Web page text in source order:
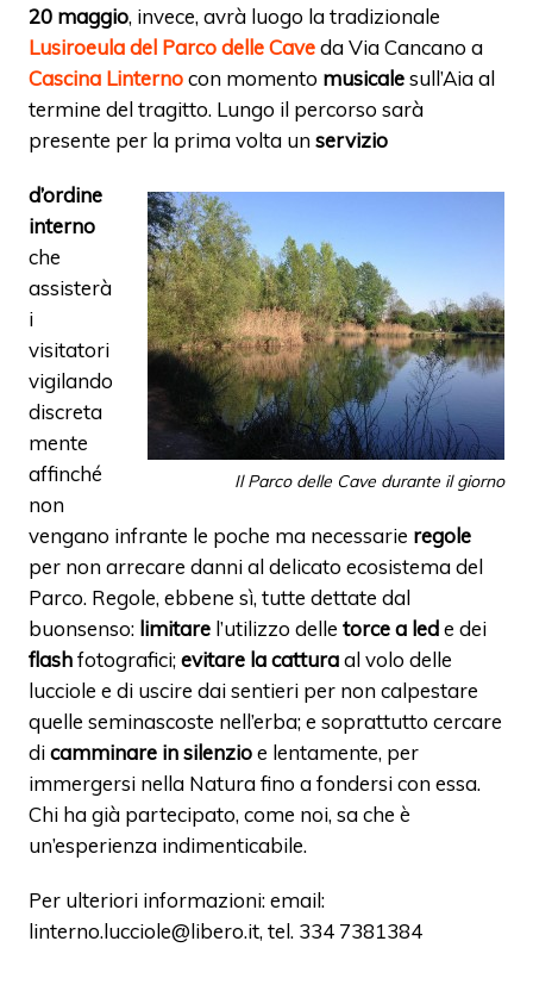
20 maggio, invece, avrà luogo la tradizionale
Lusiroeula del Parco delle Caveda Via Cancano a
Cascina Linternocon momento musicalesull’Aia al
termine del tragitto. Lungo il percorso sarà
presente per la prima volta unservizio
Il Parco delle Cave durante il giorno
d’ordine
interno
che
assisterà
i
visitatori
vigilando
discreta
mente
affinché
non
vengano infrante le poche ma necessarie regole
per non arrecare danni al delicato ecosistema del
Parco. Regole, ebbene sì, tutte dettate dal
buonsenso: limitare l’utilizzo delle torce a lede dei
flashfotografici;evitare la catturaal volo delle
lucciole e di uscire dai sentieri per non calpestare
quelle seminascoste nell’erba; e soprattutto cercare
dicamminare in silenzioe lentamente, per
immergersi nella Natura fino a fondersi con essa.
Chi ha già partecipato, come noi, sa che è
un’esperienza indimenticabile.
Per ulteriori informazioni: email:
linterno.lucciole@libero.it, tel. 334 7381384